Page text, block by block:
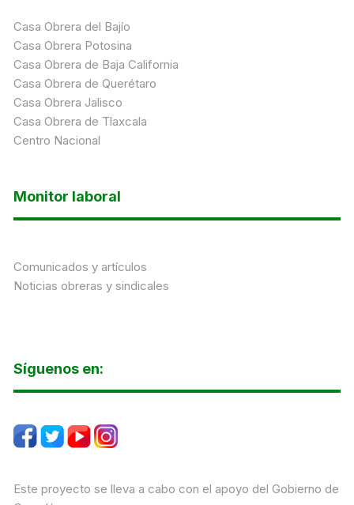
Casa Obrera del Bajío
Casa Obrera Potosina
Casa Obrera de Baja California
Casa Obrera de Querétaro
Casa Obrera Jalisco
Casa Obrera de Tlaxcala
Centro Nacional
Monitor laboral
Comunicados y artículos
Noticias obreras y sindicales
Síguenos en:
Este proyecto se lleva a cabo con el apoyo del Gobierno de